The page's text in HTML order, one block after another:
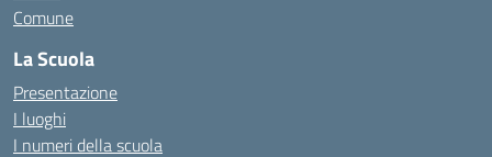
Comune
La Scuola
Presentazione
I luoghi
I numeri della scuola